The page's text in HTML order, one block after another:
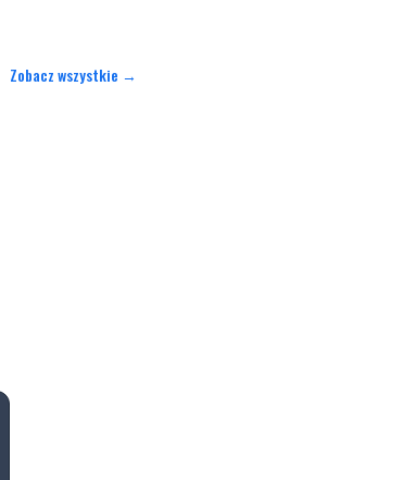
Zobacz wszystkie →